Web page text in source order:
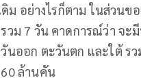
ม อย่างไรก็ตาม ในส่วนข
วม 7 วัน คาดการณ์ว่า จะ
นออก ตะวันตก และใต้ รว
ล้านคัน